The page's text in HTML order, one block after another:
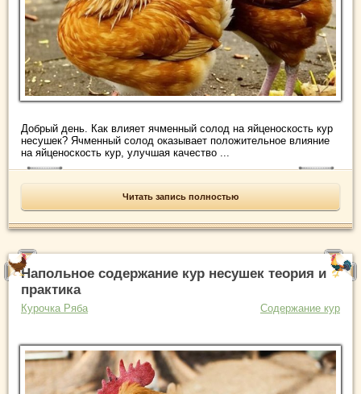
Добрый день. Как влияет ячменный солод на яйценоскость кур
несушек? Ячменный солод оказывает положительное влияние
на яйценоскость кур, улучшая качество ...
Читать запись полностью
Напольное содержание кур несушек теория и
практика
Курочка Ряба Содержание кур